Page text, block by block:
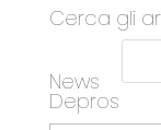
Cerca gli
News
Depros